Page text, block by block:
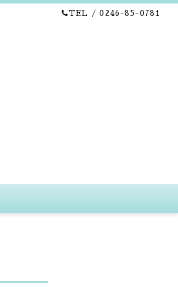
TEL / 0246-85-0781